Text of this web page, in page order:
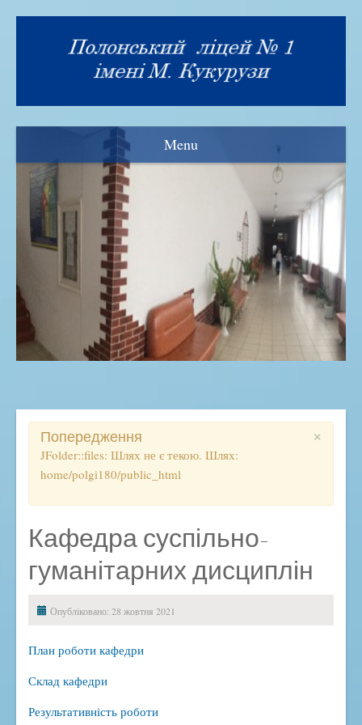
Menu
Візитка
Прозорість та інформаційна відкритість
Нормативна база
Адміністрація ліцею
Рада ліцею
Знамениті випускники
Історія закладу
Ліцей
Розклад, дзвінки, правила
Електронний журнал
Дистанційне навчання
ЗНО
Наукова діяльність
Виховна робота
Антибулінгова політика
×
Попередження
JFolder::files: Шлях не є текою. Шлях:
home/polgi180/public_html
Кафедра суспільно-
гуманітарних дисциплін
Опубліковано: 28 жовтня 2021
План роботи кафедри
Склад кафедри
Результативність роботи